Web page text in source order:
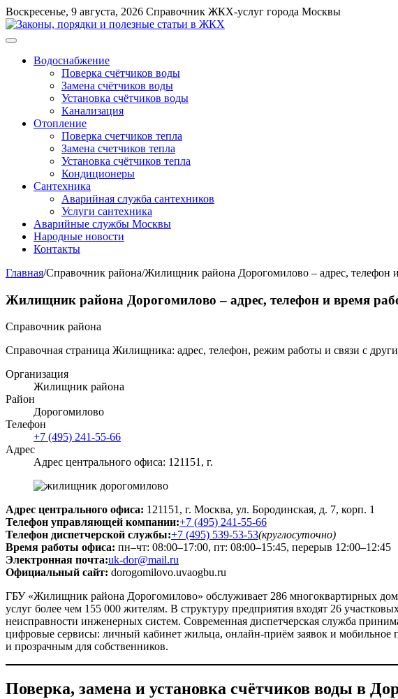
Перейти
к
содержимому
Воскресенье, 9 августа, 2026 Справочник ЖКХ-услуг города Москвы
Меню
Водоснабжение
Поверка счётчиков воды
Замена счётчиков воды
Установка счётчиков воды
Канализация
Отопление
Поверка счетчиков тепла
Замена счетчиков тепла
Установка счётчиков тепла
Кондиционеры
Сантехника
Аварийная служба сантехников
Услуги сантехника
Аварийные службы Москвы
Народные новости
Контакты
Главная/Справочник района/Жилищник района Дорогомилово – адрес, телефон
Жилищник района Дорогомилово – адрес, телефон и время
Справочник района
Справочная страница Жилищника: адрес, телефон, режим работы и связи с
Организация
Жилищник района
Район
Дорогомилово
Телефон
+7 (495) 241-55-66
Адрес
Адрес центрального офиса: 121151, г.
Адрес центрального офиса: 121151, г. Москва, ул. Бородинская, д. 7, корп. 1
Телефон управляющей компании:+7 (495) 241-55-66
Телефон диспетчерской службы:+7 (495) 539-53-53(круглосуточно)
Время работы офиса: пн–чт: 08:00–17:00, пт: 08:00–15:45, перерыв 12:00–12:45
Электронная почта:uk-dor@mail.ru
Официальный сайт: dorogomilovo.uvaogbu.ru
ГБУ «Жилищник района Дорогомилово» обслуживает 286 многоквартирных
услуг более чем 155 000 жителям. В структуру предприятия входят 26
неисправности инженерных систем. Современная диспетчерская служба
цифровые сервисы: личный кабинет жильца, онлайн-приём заявок и
и прозрачным для собственников.
Поверка, замена и установка счётчиков воды в